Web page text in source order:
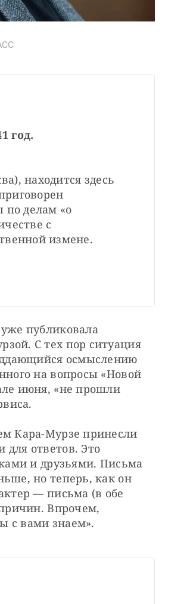
год.
находится здесь
по делам «о
с
измене.
публиковала
С тех пор ситуация
осмыслению
на вопросы «Новой
июня, «не прошли
Кара-Мурзе принесли
для ответов. Это
и друзьями. Письма
но теперь, как он
— письма (в обе
Впрочем,
с вами знаем».